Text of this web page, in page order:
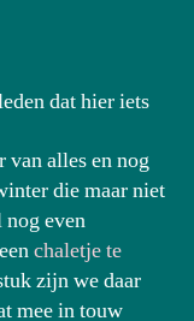
dat hier iets
van alles en nog
die maar niet
even
chaletje te
zijn we daar
mee in touw